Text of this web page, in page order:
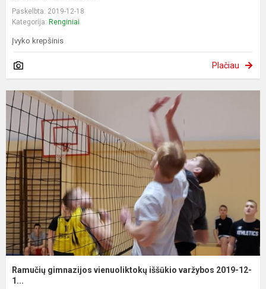
Paskelbta: 2019-12-18
Kategorija: Renginiai
Įvyko krepšinis
Plačiau
Ramučių gimnazijos vienuoliktokų iššūkio varžybos 2019-12-
1...